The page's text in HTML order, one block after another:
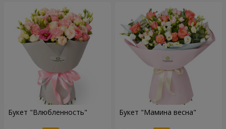
Букет "Влюбленность" Букет "Мамина весна"